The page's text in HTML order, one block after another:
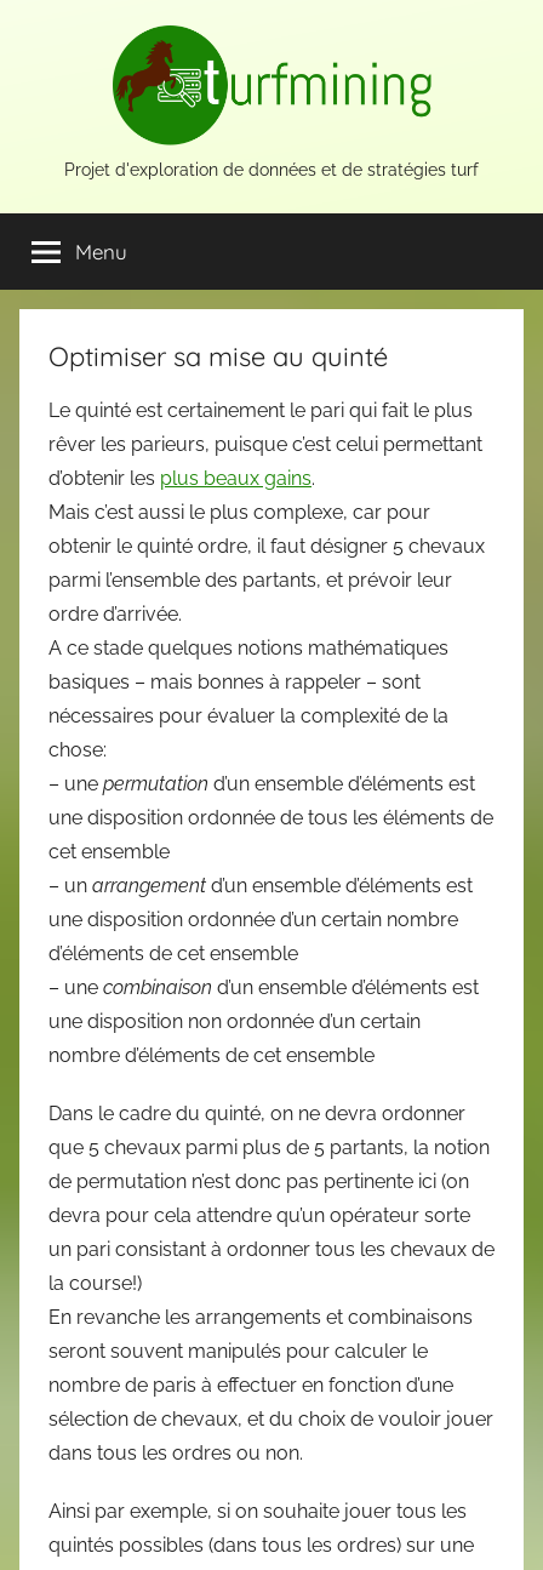
Projet d'exploration de données et de stratégies turf
Menu
Optimiser sa mise au quinté
Le quinté est certainement le pari qui fait le plus
rêver les parieurs, puisque c’est celui permettant
d’obtenir les plus beaux gains.
Mais c’est aussi le plus complexe, car pour
obtenir le quinté ordre, il faut désigner 5 chevaux
parmi l’ensemble des partants, et prévoir leur
ordre d’arrivée.
A ce stade quelques notions mathématiques
basiques – mais bonnes à rappeler – sont
nécessaires pour évaluer la complexité de la
chose:
– une permutation d’un ensemble d’éléments est
une disposition ordonnée de tous les éléments de
cet ensemble
– un arrangement d’un ensemble d’éléments est
une disposition ordonnée d’un certain nombre
d’éléments de cet ensemble
– une combinaison d’un ensemble d’éléments est
une disposition non ordonnée d’un certain
nombre d’éléments de cet ensemble
Dans le cadre du quinté, on ne devra ordonner
que 5 chevaux parmi plus de 5 partants, la notion
de permutation n’est donc pas pertinente ici (on
devra pour cela attendre qu’un opérateur sorte
un pari consistant à ordonner tous les chevaux de
la course!)
En revanche les arrangements et combinaisons
seront souvent manipulés pour calculer le
nombre de paris à effectuer en fonction d’une
sélection de chevaux, et du choix de vouloir jouer
dans tous les ordres ou non.
Ainsi par exemple, si on souhaite jouer tous les
quintés possibles (dans tous les ordres) sur une